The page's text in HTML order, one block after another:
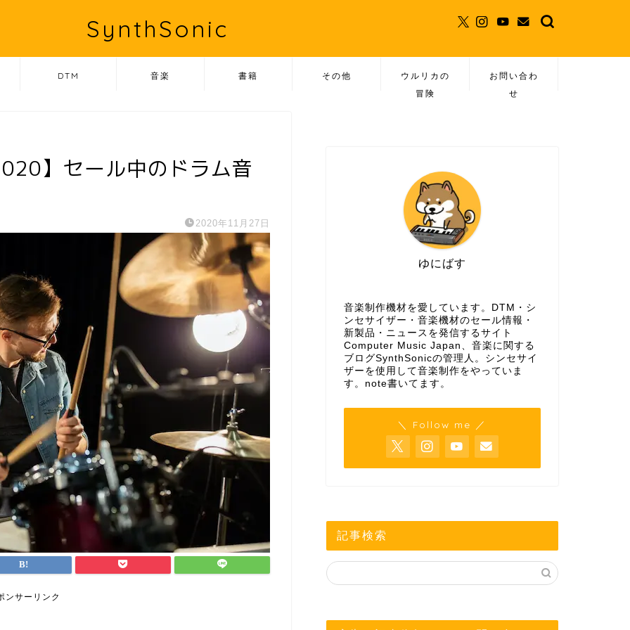
SynthSonic
DTM 音楽 書籍 その他
ウルリカの
冒険
お問い合わ
せ
】セール中のドラム音
2020年11月27日
ンサーリンク
ゆにばす
音楽制作機材を愛しています。DTM・シ
ンセサイザー・音楽機材のセール情報・
新製品・ニュースを発信するサイト
Computer Music Japan、音楽に関する
ブログSynthSonicの管理人。シンセサイ
ザーを使用して音楽制作をやっていま
す。 note書いてます。
＼ Follow me ／
記事検索